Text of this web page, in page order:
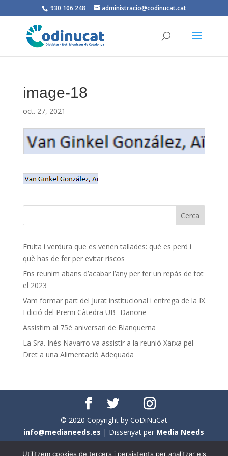
930 106 248 administracio@codinucat.cat
image-18
oct. 27, 2021
Fruita i verdura que es venen tallades: què es perd i
què has de fer per evitar riscos
Ens reunim abans d’acabar l’any per fer un repàs de tot
el 2023
Vam formar part del Jurat institucional i entrega de la IX
Edició del Premi Càtedra UB- Danone
Assistim al 75è aniversari de Blanquerna
La Sra. Inés Navarro va assistir a la reunió Xarxa pel
Dret a una Alimentació Adequada
© 2020 Copyright by CoDiNuCat
info@medianeeds.es | Dissenyat per Media Needs
| Tots els drets reservats aCoDiNuCat |Avís legal|
Utilitzem cookies de tercers i persistents per analitzar els